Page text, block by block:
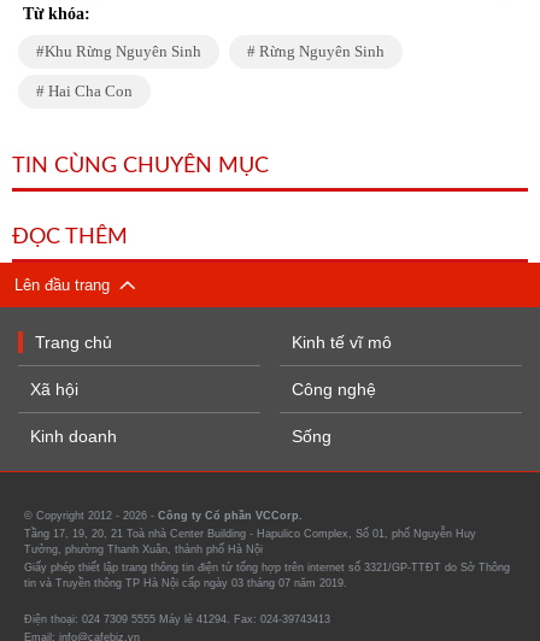
Từ khóa:
Khu Rừng Nguyên Sinh Rừng Nguyên Sinh
Hai Cha Con
TIN CÙNG CHUYÊN MỤC
ĐỌC THÊM
Lên đầu trang
Trang chủ
Xã hội
Kinh doanh
Kinh tế vĩ mô
Công nghệ
Sống
© Copyright 2012 - 2026 - Công ty Cổ phần VCCorp.
Tầng 17, 19, 20, 21 Toà nhà Center Building - Hapulico Complex, Số 01, phố Nguyễn Huy
Tưởng, phường Thanh Xuân, thành phố Hà Nội
Giấy phép thiết lập trang thông tin điện tử tổng hợp trên internet số 3321/GP-TTĐT do Sở Thông
tin và Truyền thông TP Hà Nội cấp ngày 03 tháng 07 năm 2019.
Điện thoại: 024 7309 5555 Máy lẻ 41294. Fax: 024-39743413
Email: info@cafebiz.vn